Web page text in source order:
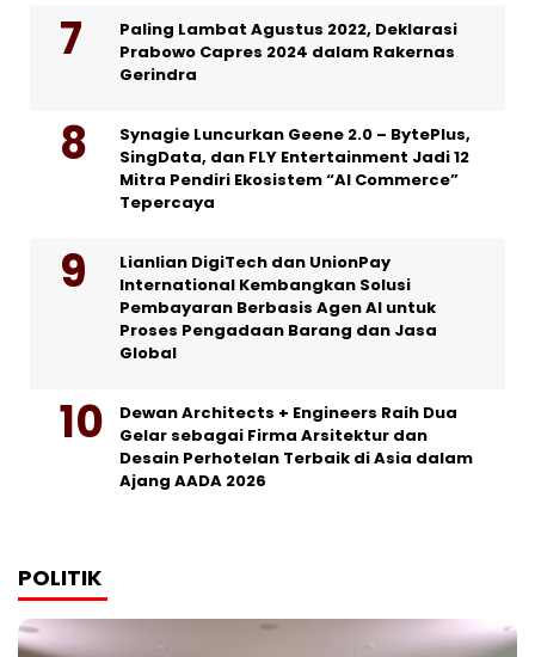
Paling Lambat Agustus 2022, Deklarasi
Prabowo Capres 2024 dalam Rakernas
Gerindra
Synagie Luncurkan Geene 2.0 – BytePlus,
SingData, dan FLY Entertainment Jadi 12
Mitra Pendiri Ekosistem “AI Commerce”
Tepercaya
Lianlian DigiTech dan UnionPay
International Kembangkan Solusi
Pembayaran Berbasis Agen AI untuk
Proses Pengadaan Barang dan Jasa
Global
Dewan Architects + Engineers Raih Dua
Gelar sebagai Firma Arsitektur dan
Desain Perhotelan Terbaik di Asia dalam
Ajang AADA 2026
POLITIK